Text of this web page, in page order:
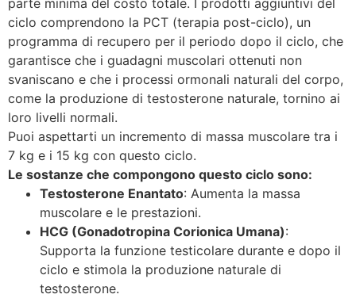
ciclo comprendono la PCT (terapia post-ciclo), un
programma di recupero per il periodo dopo il ciclo, che
garantisce che i guadagni muscolari ottenuti non
svaniscano e che i processi ormonali naturali del corpo,
come la produzione di testosterone naturale, tornino ai
loro livelli normali.
Puoi aspettarti un incremento di massa muscolare tra i
7 kg e i 15 kg con questo ciclo.
Le sostanze che compongono questo ciclo sono:
Testosterone Enantato: Aumenta la massa
muscolare e le prestazioni.
HCG (Gonadotropina Corionica Umana):
Supporta la funzione testicolare durante e dopo il
ciclo e stimola la produzione naturale di
testosterone.